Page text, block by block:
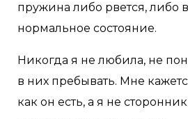
пружина либо рвется, либо
нормальное состояние.
Никогда я не любила, не
в них пребывать. Мне
как он есть, а я не